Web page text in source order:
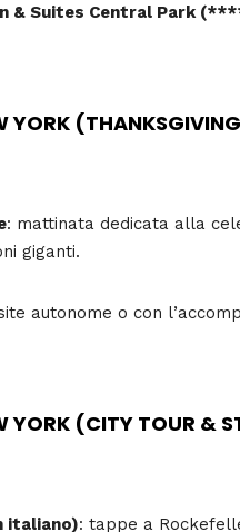
& Suites Central Park
YORK
: mattinata dedicata alla
giganti.
autonome o con
YORK (CITY TOUR &
italiano): tappe a